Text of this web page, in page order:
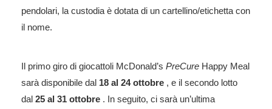
pendolari, la custodia è dotata di un cartellino/etichetta con
il nome.
Il primo giro di giocattoli McDonald’s PreCure Happy Meal
sarà disponibile dal 18 al 24 ottobre , e il secondo lotto
dal 25 al 31 ottobre . In seguito, ci sarà un’ultima